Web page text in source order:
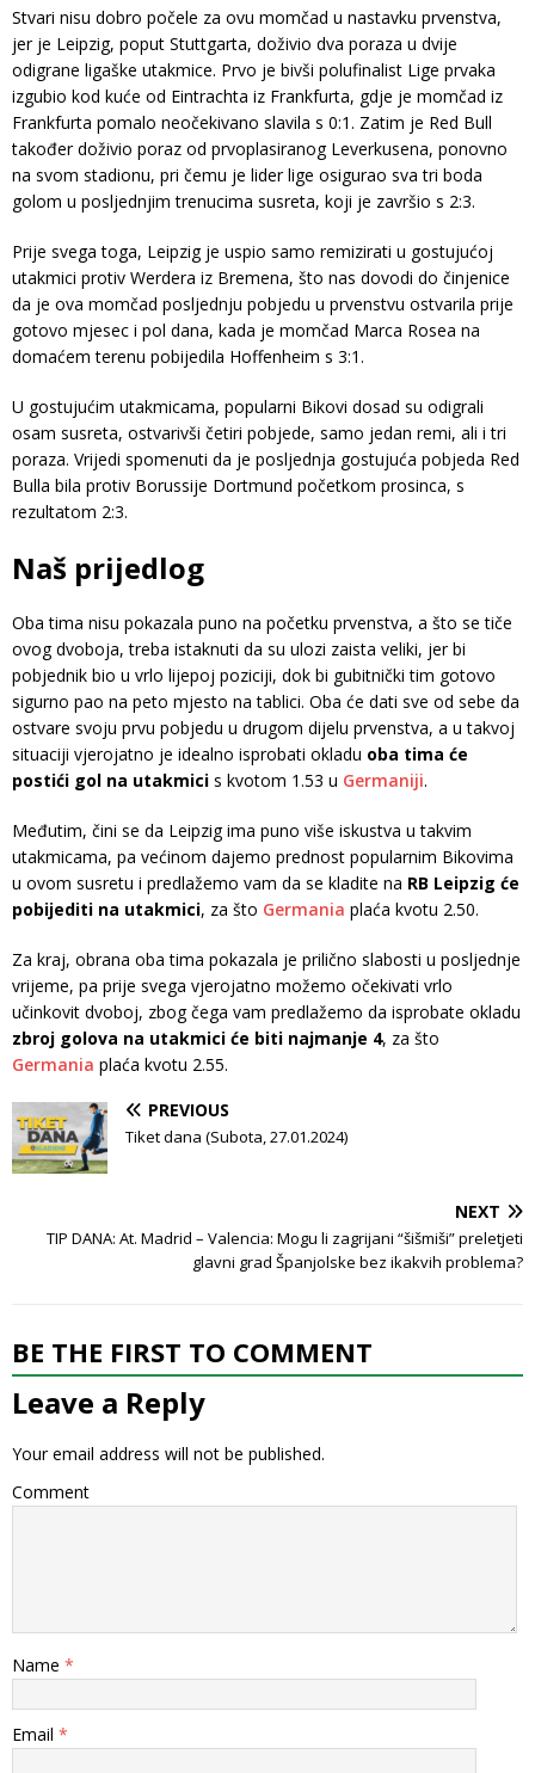
Stvari nisu dobro počele za ovu momčad u nastavku prvenstva,
jer je Leipzig, poput Stuttgarta, doživio dva poraza u dvije
odigrane ligaške utakmice. Prvo je bivši polufinalist Lige prvaka
izgubio kod kuće od Eintrachta iz Frankfurta, gdje je momčad iz
Frankfurta pomalo neočekivano slavila s 0:1. Zatim je Red Bull
također doživio poraz od prvoplasiranog Leverkusena, ponovno
na svom stadionu, pri čemu je lider lige osigurao sva tri boda
golom u posljednjim trenucima susreta, koji je završio s 2:3.
Prije svega toga, Leipzig je uspio samo remizirati u gostujućoj
utakmici protiv Werdera iz Bremena, što nas dovodi do činjenice
da je ova momčad posljednju pobjedu u prvenstvu ostvarila prije
gotovo mjesec i pol dana, kada je momčad Marca Rosea na
domaćem terenu pobijedila Hoffenheim s 3:1.
U gostujućim utakmicama, popularni Bikovi dosad su odigrali
osam susreta, ostvarivši četiri pobjede, samo jedan remi, ali i tri
poraza. Vrijedi spomenuti da je posljednja gostujuća pobjeda Red
Bulla bila protiv Borussije Dortmund početkom prosinca, s
rezultatom 2:3.
Naš prijedlog
Oba tima nisu pokazala puno na početku prvenstva, a što se tiče
ovog dvoboja, treba istaknuti da su ulozi zaista veliki, jer bi
pobjednik bio u vrlo lijepoj poziciji, dok bi gubitnički tim gotovo
sigurno pao na peto mjesto na tablici. Oba će dati sve od sebe da
ostvare svoju prvu pobjedu u drugom dijelu prvenstva, a u takvoj
situaciji vjerojatno je idealno isprobati okladu oba tima će
postići gol na utakmici s kvotom 1.53 u Germaniji.
Međutim, čini se da Leipzig ima puno više iskustva u takvim
utakmicama, pa većinom dajemo prednost popularnim Bikovima
u ovom susretu i predlažemo vam da se kladite na RB Leipzig će
pobijediti na utakmici, za što Germania plaća kvotu 2.50.
Za kraj, obrana oba tima pokazala je prilično slabosti u posljednje
vrijeme, pa prije svega vjerojatno možemo očekivati vrlo
učinkovit dvoboj, zbog čega vam predlažemo da isprobate okladu
zbroj golova na utakmici će biti najmanje 4, za što
Germania plaća kvotu 2.55.
PREVIOUS
Tiket dana (Subota, 27.01.2024)
NEXT
TIP DANA: At. Madrid – Valencia: Mogu li zagrijani “šišmiši” preletjeti
glavni grad Španjolske bez ikakvih problema?
BE THE FIRST TO COMMENT
Leave a Reply
Your email address will not be published.
Comment
Name *
Email *